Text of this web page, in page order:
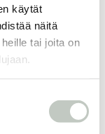
käytät
näitä
tai joita on